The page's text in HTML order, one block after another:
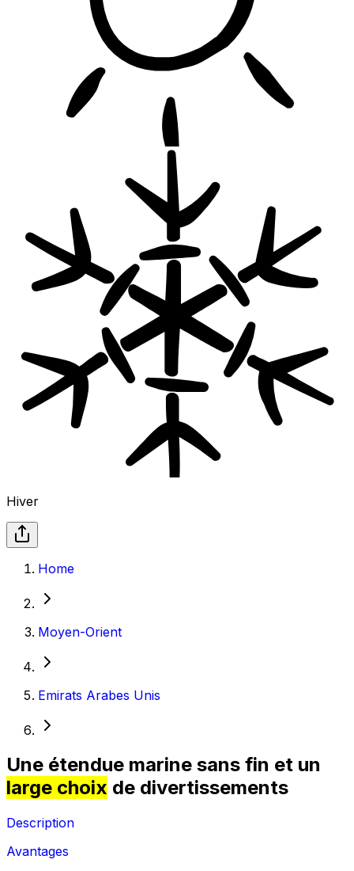
Hiver
Home
Moyen-Orient
Emirats Arabes Unis
Une étendue marine sans fin et un
large choix de divertissements
Description
Avantages